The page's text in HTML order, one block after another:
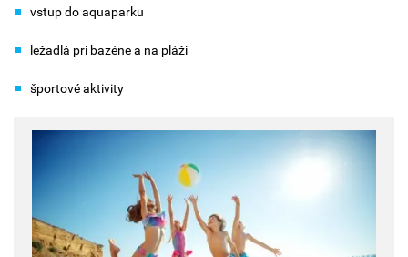
vstup do aquaparku
ležadlá pri bazéne a na pláži
športové aktivity